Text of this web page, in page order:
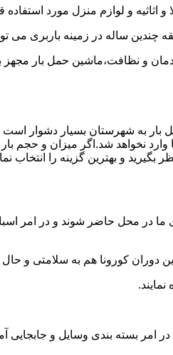
اثاثیه و لوازم منزل مورد استفاده
چندین ساله در زمینه باربری می
و نظافت،ماشین حمل بار مجهز
بار به شهرستان بسیار دشوار
نخواهد شد.اگر میزان و حجم
و بهترین گزینه را انتخاب
ما در محل حاضر شوند و در امر
این دوران کورونا هم به سلامتی و
امر بسته بندی وسایل و